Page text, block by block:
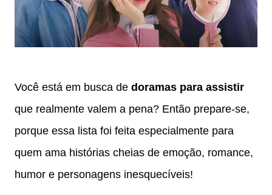
Você está em busca de doramas para assistir
que realmente valem a pena? Então prepare-se,
porque essa lista foi feita especialmente para
quem ama histórias cheias de emoção, romance,
humor e personagens inesquecíveis!